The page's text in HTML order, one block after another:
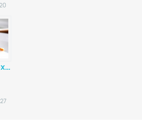
Phasellus sit amet interdum ex, in consectetur...